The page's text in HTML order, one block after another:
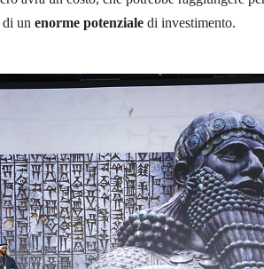
un enorme potenziale di investimento.